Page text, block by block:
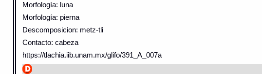
Morfología: luna
Morfología: pierna
Descomposicion: metz-tli
Contacto: cabeza
https://tlachia.iib.unam.mx/glifo/391_A_007a